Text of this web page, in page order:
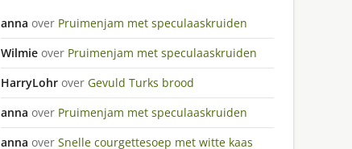
anna over Pruimenjam met speculaaskruiden
Wilmie over Pruimenjam met speculaaskruiden
HarryLohr over Gevuld Turks brood
anna over Pruimenjam met speculaaskruiden
anna over Snelle courgettesoep met witte kaas